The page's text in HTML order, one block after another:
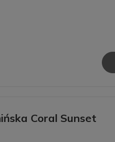
Coral Sunset